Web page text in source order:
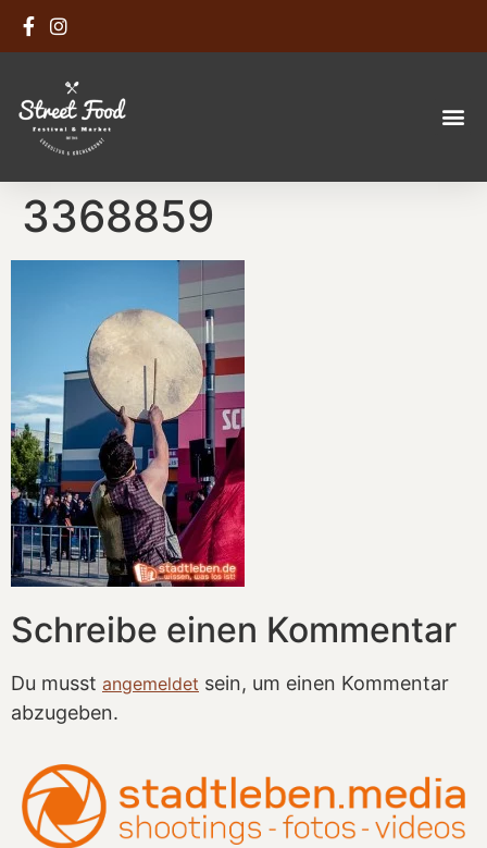
3368859
Schreibe einen Kommentar
Du musst angemeldet sein, um einen Kommentar
abzugeben.